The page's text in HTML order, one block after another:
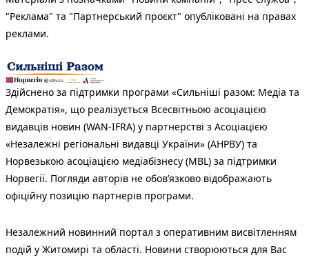
"Реклама" та "Партнерський проєкт" опубліковані на правах
реклами.
Здійснено за підтримки програми «Сильніші разом: Медіа та
Демократія», що реалізується Всесвітньою асоціацією
видавців новин (WAN-IFRA) у партнерстві з Асоціацією
«Незалежні регіональні видавці України» (АНРВУ) та
Норвезькою асоціацією медіабізнесу (MBL) за підтримки
Норвегії. Погляди авторів не обов’язково відображають
офіційну позицію партнерів програми.
Незалежний новинний портал з оперативним висвітленням
подій у Житомирі та області. Новини створюються для Вас